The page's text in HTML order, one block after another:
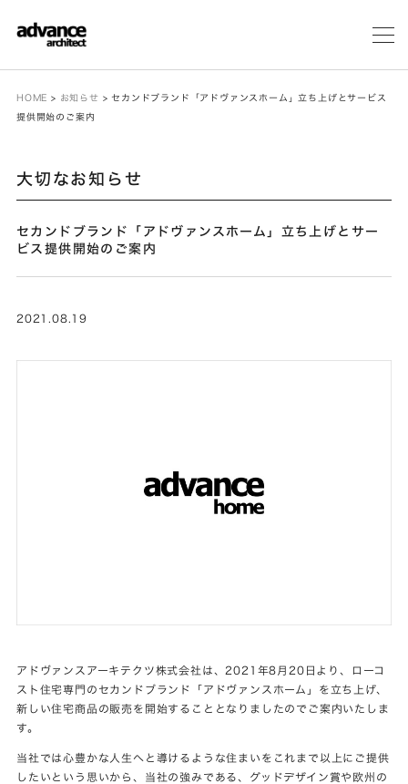
メ
ー
HOME > お知らせ >セカンドブランド「アドヴァンスホーム」立ち上げとサービス
提供開始のご案内
大切なお知らせ
セカンドブランド「アドヴァンスホーム」立ち上げとサー
ビス提供開始のご案内
2021.08.19
アドヴァンスアーキテクツ株式会社は、2021年8月20日より、ローコ
スト住宅専門のセカンドブランド「アドヴァンスホーム」を立ち上げ、
新しい住宅商品の販売を開始することとなりましたのでご案内いたしま
す。
当社では心豊かな人生へと導けるような住まいをこれまで以上にご提供
したいという思いから、当社の強みである、グッドデザイン賞や欧州の